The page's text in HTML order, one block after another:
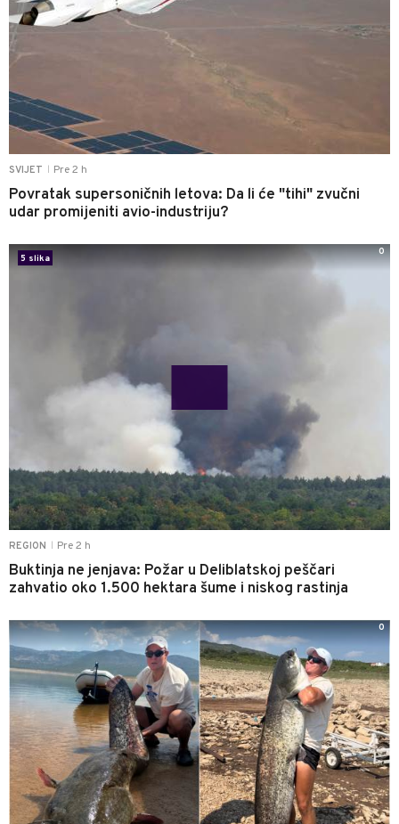
SVIJET Pre 2 h
Povratak supersoničnih letova: Da li će "tihi" zvučni
udar promijeniti avio-industriju?
REGION Pre 2 h
Buktinja ne jenjava: Požar u Deliblatskoj peščari
zahvatio oko 1.500 hektara šume i niskog rastinja
5 slika
0
0